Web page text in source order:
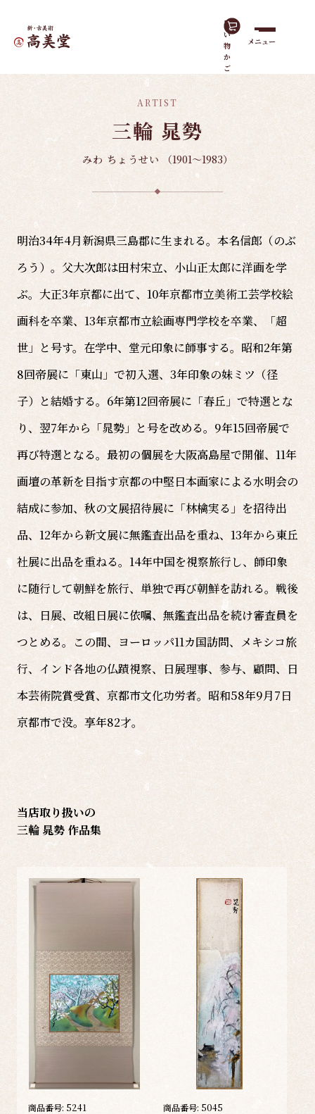
買
い
物
か
ご
メニュー
ホーム有名作家
ARTIST
三輪 晁勢
みわ ちょうせい （1901～1983）
明治34年4月新潟県三島郡に生まれる。本名信郎（のぶ
ろう）。父大次郎は田村宋立、小山正太郎に洋画を学
ぶ。大正3年京都に出て、10年京都市立美術工芸学校絵
画科を卒業、13年京都市立絵画専門学校を卒業、「超
世」と号す。在学中、堂元印象に師事する。昭和2年第
8回帝展に「東山」で初入選、3年印象の妹ミツ（径
子）と結婚する。6年第12回帝展に「春丘」で特選とな
り、翌7年から「晁勢」と号を改める。9年15回帝展で
再び特選となる。最初の個展を大阪高島屋で開催、11年
画壇の革新を目指す京都の中堅日本画家による水明会の
結成に参加、秋の文展招待展に「林檎実る」を招待出
品、12年から新文展に無鑑査出品を重ね、13年から東丘
社展に出品を重ねる。14年中国を視察旅行し、師印象
に随行して朝鮮を旅行、単独で再び朝鮮を訪れる。戦後
は、日展、改組日展に依嘱、無鑑査出品を続け審査員を
つとめる。この間、ヨーロッパ11カ国訪問、メキシコ旅
行、インド各地の仏蹟視察、日展理事、参与、顧問、日
本芸術院賞受賞、京都市文化功労者。昭和58年9月7日
京都市で没。享年82才。
当店取り扱いの
三輪 晁勢 作品集
商品番号: 5241 商品番号: 5045